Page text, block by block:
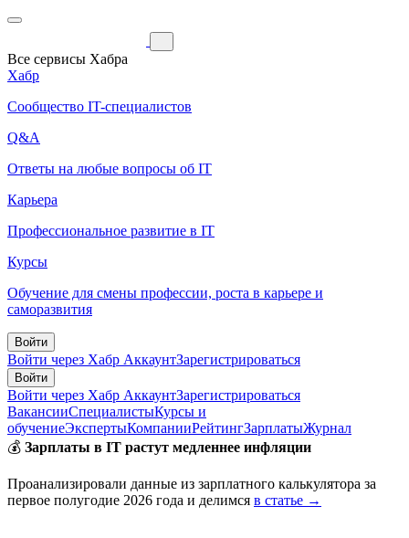
Все сервисы Хабра
Хабр
Сообщество IT-специалистов
Q&A
Ответы на любые вопросы об IT
Карьера
Профессиональное развитие в IT
Курсы
Обучение для смены профессии, роста в карьере и
саморазвития
Войти
Войти через Хабр АккаунтЗарегистрироваться
Войти
Войти через Хабр АккаунтЗарегистрироваться
ВакансииСпециалистыКурсы и
обучениеЭкспертыКомпанииРейтингЗарплатыЖурнал
💰 Зарплаты в IT растут медленнее инфляции
Проанализировали данные из зарплатного калькулятора за
первое полугодие 2026 года и делимся в статье →